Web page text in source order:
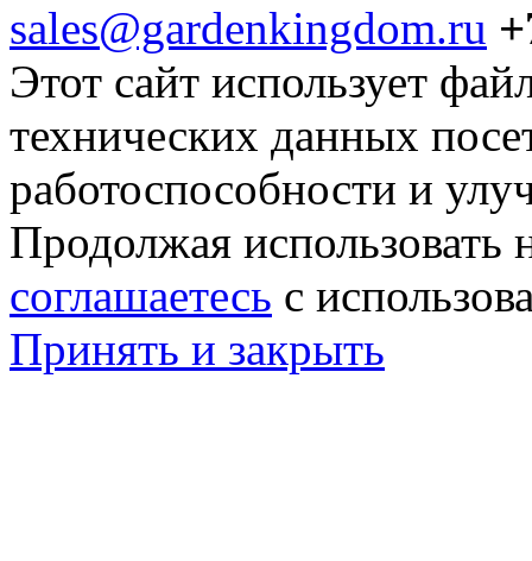
sales@gardenkingdom.ru
Этот сайт использует
технических данных
работоспособности и
Продолжая использовать
соглашаетесь с
Принять и закрыть